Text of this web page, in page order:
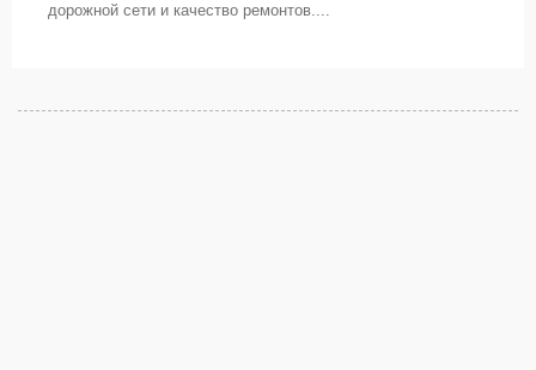
дорожной сети и качество ремонтов....